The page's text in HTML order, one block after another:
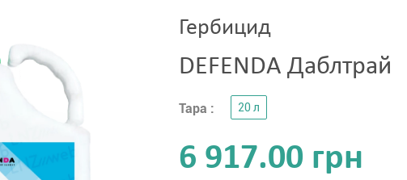
Гербицид
DEFENDA Даблтрай
Тара : 20 л
6 917.00 грн